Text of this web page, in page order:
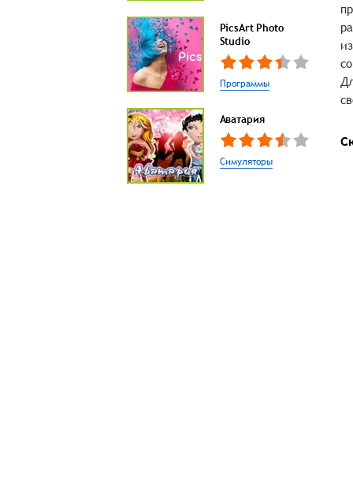
PicsArt Photo
Studio
Программы
Аватария
Симуляторы